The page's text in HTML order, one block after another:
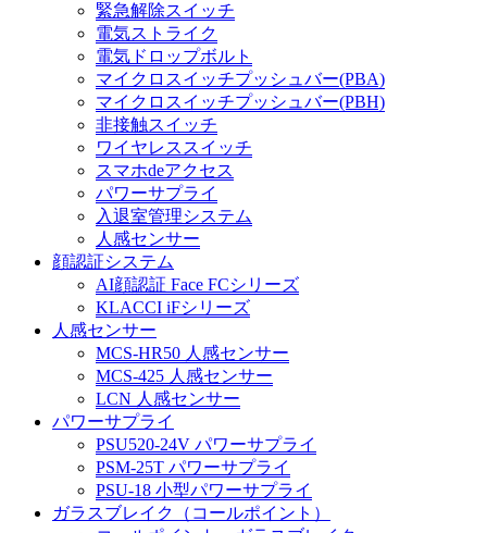
緊急解除スイッチ
電気ストライク
電気ドロップボルト
マイクロスイッチプッシュバー(PBA)
マイクロスイッチプッシュバー(PBH)
非接触スイッチ
ワイヤレススイッチ
スマホdeアクセス
パワーサプライ
入退室管理システム
人感センサー
顔認証システム
AI顔認証 Face FCシリーズ
KLACCI iFシリーズ
人感センサー
MCS-HR50 人感センサー
MCS-425 人感センサー
LCN 人感センサー
パワーサプライ
PSU520-24V パワーサプライ
PSM-25T パワーサプライ
PSU-18 小型パワーサプライ
ガラスブレイク（コールポイント）